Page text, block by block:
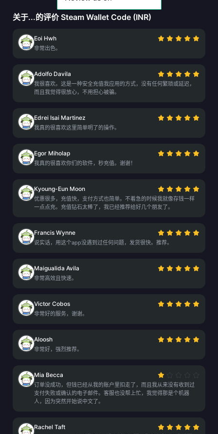
关于...的评价 Steam Wallet Code (INR)
Eoi Hwh
非常出色。
Adolfo Davila
我很喜欢。这是一种安全充值我应用的方式，没有任何繁琐或延迟，
而且我觉得很放心，不用担心被骗。
Edrei Isai Martinez
我真的很喜欢这里简单明了的操作。
Egor Miholap
我真的很喜欢你们的软件，秒充值。谢谢！
Kyoung-Eun Moon
优惠很多，充值快，支付方式也简单。不着急的时候我就像存钱一样
一点点充。充值钻石太棒了，我已经推荐给好几个朋友了。
Francis Wynne
说实话，用这个app没遇到过任何问题，发货很快。推荐。
Maigualida Avila
非常高效且快速。
Victor Cobos
非常好的服务，谢谢。
Aloosh
非常好，强烈推荐。
Mia Becca
订单没成功，但钱已经从我的账户里扣走了，而且我从来没有收到过
支付失败或确认的电子邮件。客服也没帮上忙，我觉得那是个机器
人，因为突然开始说中文了。
Rachel Taft